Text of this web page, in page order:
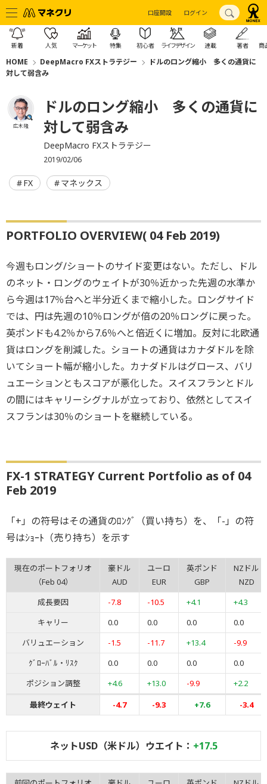
口座開設 ログイン
新着 人気 マーケット 特集 初心者 ライフデザイン 連載 著者 商
HOME DeepMacro FXストラテジー
ドルのロング縮小 多くの通貨に
対して弱含み
広木 隆
ドルのロング縮小 多くの通貨に
対して弱含み
DeepMacro FXストラテジー
2019/02/06
FX マネックス
PORTFOLIO OVERVIEW( 04 Feb 2019)
今週もロング/ショートのサイド変更はない。ただし、ドル
のネット・ロングのウェイトが30％近かった先週の水準か
ら今週は17％台へと半分近くまで縮小した。ロングサイド
では、円は先週の10％ロングが倍の20％ロングに戻った。
英ポンドも4.2％から7.6％へと倍近くに増加。反対に北欧通
貨はロングを削減した。ショートの通貨はカナダドルを除
いてショート幅が縮小した。カナダドルはグロース、バリ
ュエーションともスコアが悪化した。スイスフランとドル
の間にはキャリーシグナルが立っており、依然としてスイ
スフランは30％のショートを継続している。
FX-1 STRATEGY Current Portfolio as of 04
Feb 2019
「+」の符号はその通貨のﾛﾝｸﾞ（買い持ち）を、「-」の符
号はｼｮｰﾄ（売り持ち）を示す
現在のポートフォリオ
（Feb 04）
豪ドル
AUD
ユーロ
EUR
英ポンド
GBP
NZドル
NZD
成長要因
-7.8 -10.5 +4.1
+4.3
キャリー
0.0 0.0 0.0
0.0
バリュエーション
-1.5 -11.7 +13.4
-9.9
ｸﾞﾛｰﾊﾞﾙ・ﾘｽｸ
0.0 0.0 0.0
0.0
ポジション調整
+4.6 +13.0 -9.9
+2.2
最終ウェイト
-4.7 -9.3 +7.6 -3.4
ネットUSD（米ドル）ウエイト： +17.5